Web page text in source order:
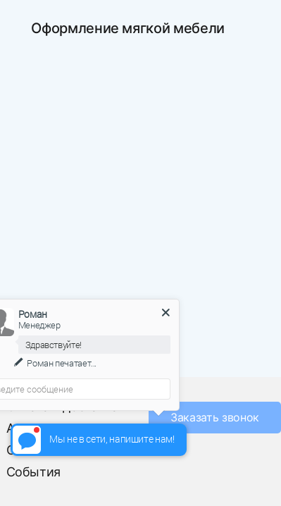
Оформление мягкой мебели
О фабрике
Акции
Отзывы
События
Заказать звонок
Мы не в сети, напишите нам!
Роман
Менеджер
Здравствуйте!
Романпечатает...